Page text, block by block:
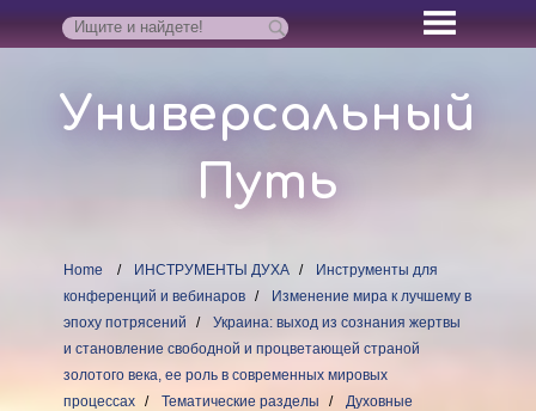
Универсальный
Путь
Home ИНСТРУМЕНТЫ ДУХА
Инструменты для
конференций и вебинаров
Изменение мира к лучшему в
эпоху потрясений
Украина: выход из сознания жертвы
и становление свободной и процветающей страной
золотого века, ее роль в современных мировых
процессах
Тематические разделы
Духовные